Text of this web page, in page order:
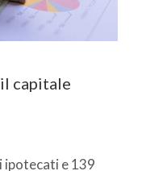
capitale
ipotecati e 139